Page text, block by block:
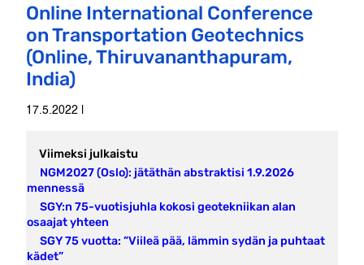
Online International Conference
on Transportation Geotechnics
(Online, Thiruvananthapuram,
India)
17.5.2022 |
Viimeksi julkaistu
NGM2027 (Oslo): jätäthän abstraktisi 1.9.2026
mennessä
SGY:n 75-vuotisjuhla kokosi geotekniikan alan
osaajat yhteen
SGY 75 vuotta: ”Viileä pää, lämmin sydän ja puhtaat
kädet”